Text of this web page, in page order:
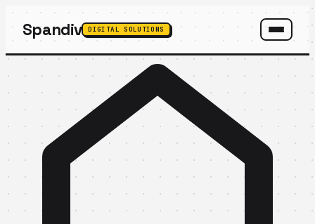
Spandiv DIGITAL SOLUTIONS
SPANDIV ASSISTANT